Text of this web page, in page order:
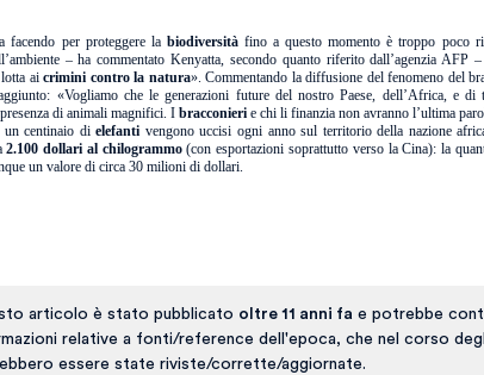
facendo per proteggere la biodiversitàfino a questo momento è troppo poco
– ha commentato Kenyatta, secondo quanto riferito dall’agenzia AFP
lotta aicrimini contro la natura». Commentando la diffusione del fenomeno del
«Vogliamo che le generazioni future del nostro Paese, dell’Africa, e
di animali magnifici. I bracconieri e chi li finanzia non avranno l’ultima
un centinaio dielefanti vengono uccisi ogni anno sul territorio della nazione
2.100 dollari al chilogrammo(con esportazioni soprattutto verso la Cina): la
un valore di circa 30 milioni di dollari.
articolo è stato pubblicato oltre 11 anni fa e potrebbe
relative a fonti/reference dell'epoca, che nel corso
essere state riviste/corrette/aggiornate.